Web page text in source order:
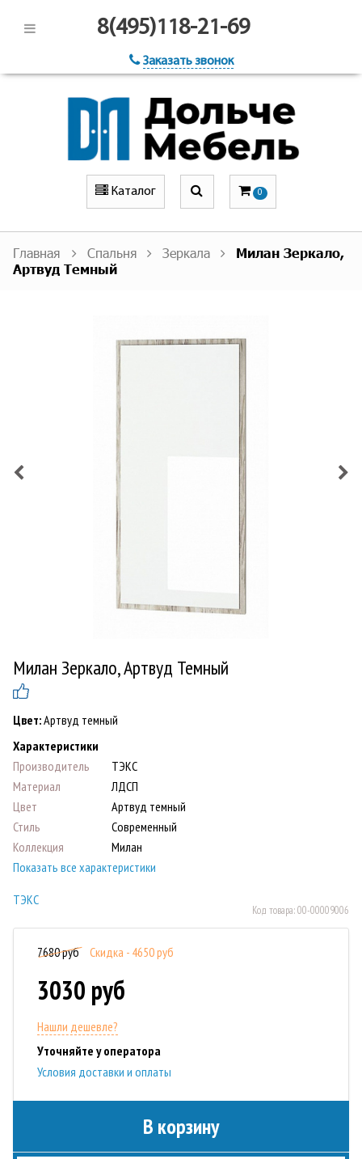
8(495)118-21-69
Заказать звонок
Каталог 0
Главная Спальня Зеркала
Милан Зеркало,
Артвуд Темный
Милан Зеркало, Артвуд Темный
Цвет:Артвуд темный
Характеристики
Производитель
ТЭКС
Материал
ЛДСП
Цвет
Артвуд темный
Стиль
Современный
Коллекция
Милан
Показать все характеристики
ТЭКС
Код товара:00-00009006
7680 руб Скидка - 4650 руб
3030 руб
Нашли дешевле?
Уточняйте у оператора
Условия доставки и оплаты
В корзину